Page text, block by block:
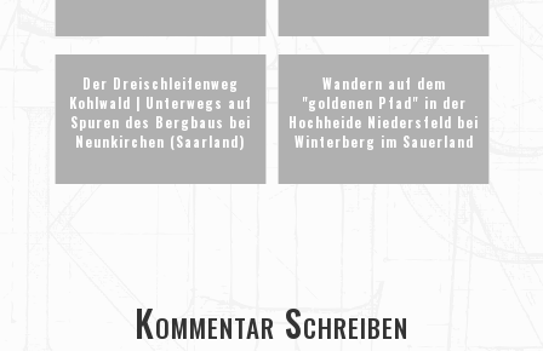
Der Dreischleifenweg
Kohlwald | Unterwegs auf
Spuren des Bergbaus bei
Neunkirchen (Saarland)
Wandern auf dem
"goldenen Pfad" in der
Hochheide Niedersfeld bei
Winterberg im Sauerland
Kommentar Schreiben